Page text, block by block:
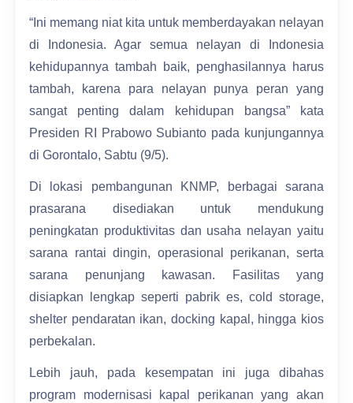
“Ini memang niat kita untuk memberdayakan nelayan
di Indonesia. Agar semua nelayan di Indonesia
kehidupannya tambah baik, penghasilannya harus
tambah, karena para nelayan punya peran yang
sangat penting dalam kehidupan bangsa” kata
Presiden RI Prabowo Subianto pada kunjungannya
di Gorontalo, Sabtu (9/5).
Di lokasi pembangunan KNMP, berbagai sarana
prasarana disediakan untuk mendukung
peningkatan produktivitas dan usaha nelayan yaitu
sarana rantai dingin, operasional perikanan, serta
sarana penunjang kawasan. Fasilitas yang
disiapkan lengkap seperti pabrik es, cold storage,
shelter pendaratan ikan, docking kapal, hingga kios
perbekalan.
Lebih jauh, pada kesempatan ini juga dibahas
program modernisasi kapal perikanan yang akan